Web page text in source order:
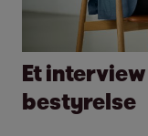
Et
bestyrelse